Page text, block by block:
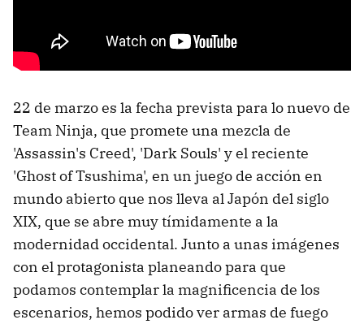
22 de marzo es la fecha prevista para lo nuevo de
Team Ninja, que promete una mezcla de
'Assassin's Creed', 'Dark Souls' y el reciente
'Ghost of Tsushima', en un juego de acción en
mundo abierto que nos lleva al Japón del siglo
XIX, que se abre muy tímidamente a la
modernidad occidental. Junto a unas imágenes
con el protagonista planeando para que
podamos contemplar la magnificencia de los
escenarios, hemos podido ver armas de fuego